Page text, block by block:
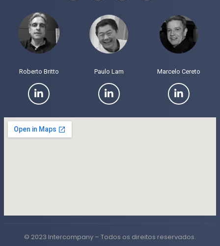
Roberto Britto Paulo Lam Marcelo Cereto
© 2023 Intercompany – Todos os direitos reservados.